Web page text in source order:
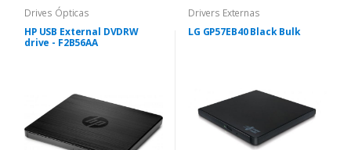
Drives Ópticas
HP USB External DVDRW
drive - F2B56AA
Drivers Externas
LG GP57EB40 Black Bulk